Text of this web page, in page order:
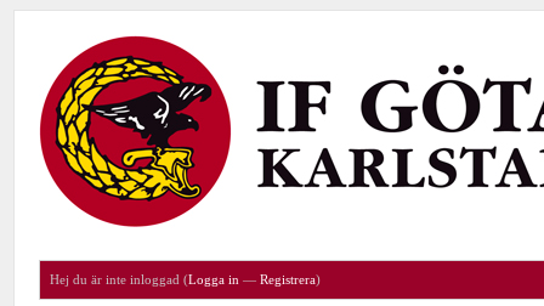
Hej du är inte inloggad (Logga in —Registrera)